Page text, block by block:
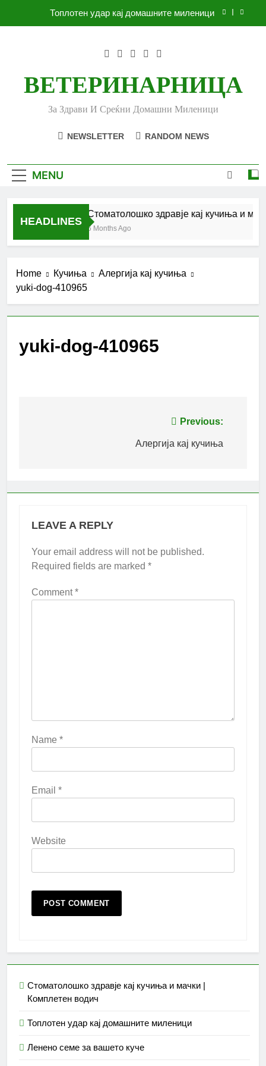
Топлотен удар кај домашните миленици
Стоматолошко здравје кај кучиња и мачки |
Убоди и угризи од инсекти кај кучињата и што
ВЕТЕРИНАРНИЦА
За Здрави И Среќни Домашни Миленици
NEWSLETTER RANDOM NEWS
MENU
HEADLINES
Стоматолошко здравје кај кучиња и
6 Months Ago
Home Кучиња
Алергија кај кучиња
yuki-dog-410965
yuki-dog-410965
Previous:
Алергија кај кучиња
LEAVE A REPLY
Your email address will not be published.
Required fields are marked *
Comment*
Name *
Email *
Website
Стоматолошко здравје кај кучиња и мачки |
Комплетен водич
Топлотен удар кај домашните миленици
Ленено семе за вашето куче